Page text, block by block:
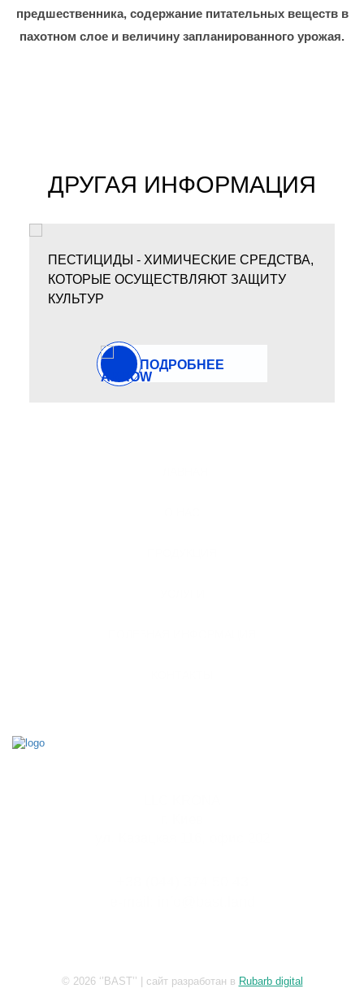
предшественника, содержание питательных веществ в
пахотном слое и величину запланированного урожая.
ДРУГАЯ ИНФОРМАЦИЯ
ПЕСТИЦИДЫ - ХИМИЧЕСКИЕ СРЕДСТВА,
КОТОРЫЕ ОСУЩЕСТВЛЯЮТ ЗАЩИТУ
КУЛЬТУР
ПОДРОБНЕЕ
© 2026 ‘’BAST’’ | сайт разработан в Rubarb digital